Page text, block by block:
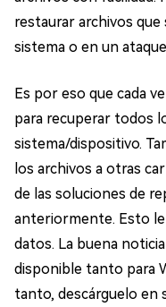
restaurar archivos
sistema o en un
Es por eso que cada
para recuperar todos
sistema/dispositivo.
los archivos a otras
de las soluciones de
anteriormente. Esto le
datos. La buena
disponible tanto para
tanto, descárguelo en